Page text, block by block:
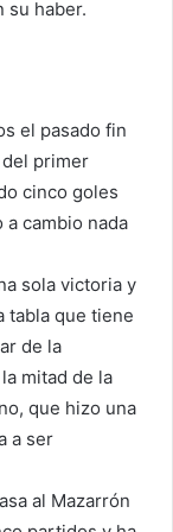
su haber.
el pasado fin
del primer
cinco goles
a cambio nada
sola victoria y
tabla que tiene
de la
mitad de la
que hizo una
a ser
al Mazarrón